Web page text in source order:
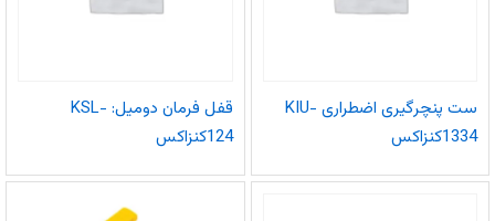
ست پنچرگیری اضطراری KIU-
1334کنزاکس
قفل فرمان دومیل: KSL-
124کنزاکس